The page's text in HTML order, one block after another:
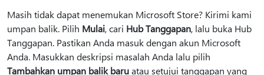
Masih tidak dapat menemukan Microsoft Store? Kirimi kami
umpan balik. Pilih Mulai, cari Hub Tanggapan, lalu buka Hub
Tanggapan. Pastikan Anda masuk dengan akun Microsoft
Anda. Masukkan deskripsi masalah Anda lalu pilih
Tambahkan umpan balik baruatau setujui tanggapan yang